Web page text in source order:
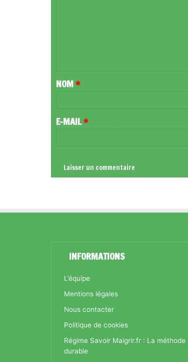
A
R
NOM*
E-MAIL*
INFORMATIONS
L’équipe
Mentions légales
Nous contacter
Politique de cookies
Régime Savoir Maigrir.fr : La
durable